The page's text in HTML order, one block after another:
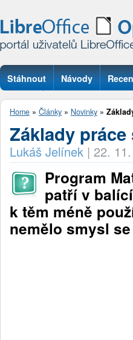
Stáhnout Návody
Otázky
Home » Články » Novinky »
Základy
Lukáš Jelínek | 22.
Program
patří v
k těm méně
nemělo smysl